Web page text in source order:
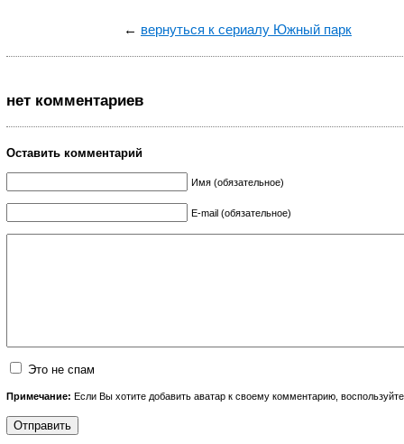
← вернуться к сериалу Южный парк
нет комментариев
Оставить комментарий
Имя (обязательное)
E-mail (обязательное)
Это не спам
Примечание: Если Вы хотите добавить аватар к своему комментарию,